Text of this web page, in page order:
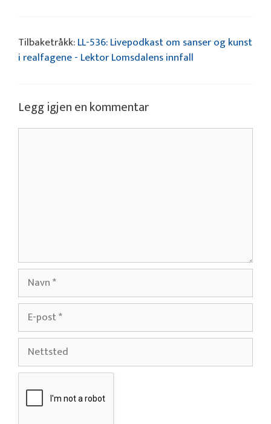
Tilbaketråkk:LL-536: Livepodkast om sanser og kunst
i realfagene - Lektor Lomsdalens innfall
Legg igjen en kommentar
Kommentar
Navn
E-
post
Nettsted